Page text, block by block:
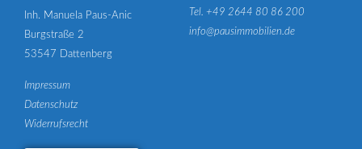
Inh. Manuela Paus-Anic
Burgstraße 2
53547 Dattenberg
Tel. +49 2644 80 86 200
info@pausimmobilien.de
Impressum
Datenschutz
Widerrufsrecht